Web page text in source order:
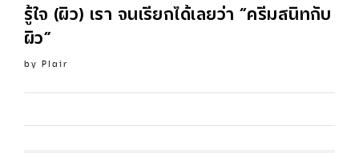
รู้ใจ (ผิว) เรา จนเรียกได้เลยว่า “ครีมสนิทกับ
ผิว”
by Plair